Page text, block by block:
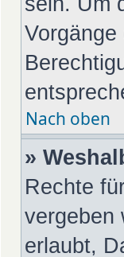
Nach oben
»
Rechte
vergeben
erlaubt,